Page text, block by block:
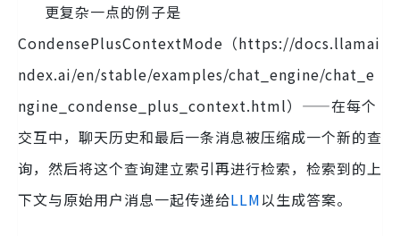
更复杂一点的例子是
CondensePlusContextMode（https://docs.llamai
ndex.ai/en/stable/examples/chat_engine/chat_e
ngine_condense_plus_context.html）——在每个
交互中，聊天历史和最后一条消息被压缩成一个新的查
询，然后将这个查询建立索引再进行检索，检索到的上
下文与原始用户消息一起传递给LLM以生成答案。